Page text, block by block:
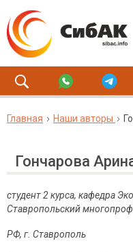
Главная Наши авторы
Гончарова
студент 2 курса, кафедра
Ставропольский
РФ, г. Ставрополь